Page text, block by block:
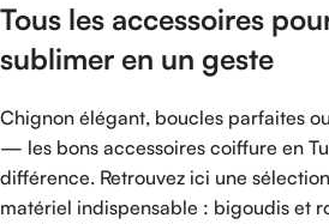
Tous les accessoires
sublimer en un geste
Chignon élégant, boucles parfaites
— les bons accessoires coiffure en
différence. Retrouvez ici une
matériel indispensable : bigoudis et